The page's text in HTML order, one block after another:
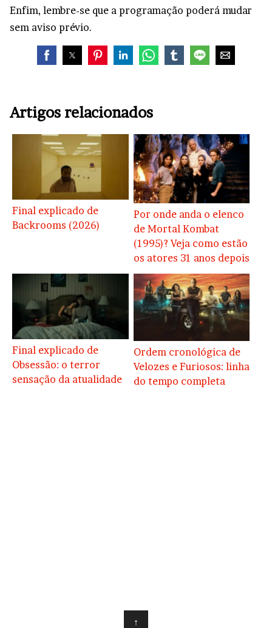
Enfim, lembre-se que a programação poderá mudar
sem aviso prévio.
Artigos relacionados
Final explicado de
Backrooms (2026)
Por onde anda o elenco
de Mortal Kombat
(1995)? Veja como estão
os atores 31 anos depois
Final explicado de
Obsessão: o terror
sensação da atualidade
Ordem cronológica de
Velozes e Furiosos: linha
do tempo completa
↑